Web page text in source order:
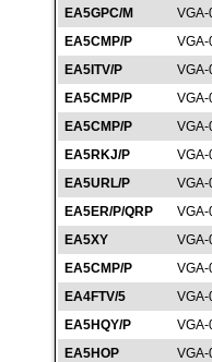
EA5GPC/M
EA5CMP/P
EA5ITV/P
EA5CMP/P
EA5CMP/P
EA5RKJ/P
EA5URL/P
EA5ER/P/QRP
EA5XY
EA5CMP/P
EA4FTV/5
VGA-
EA5HQY/P
EA5HOP